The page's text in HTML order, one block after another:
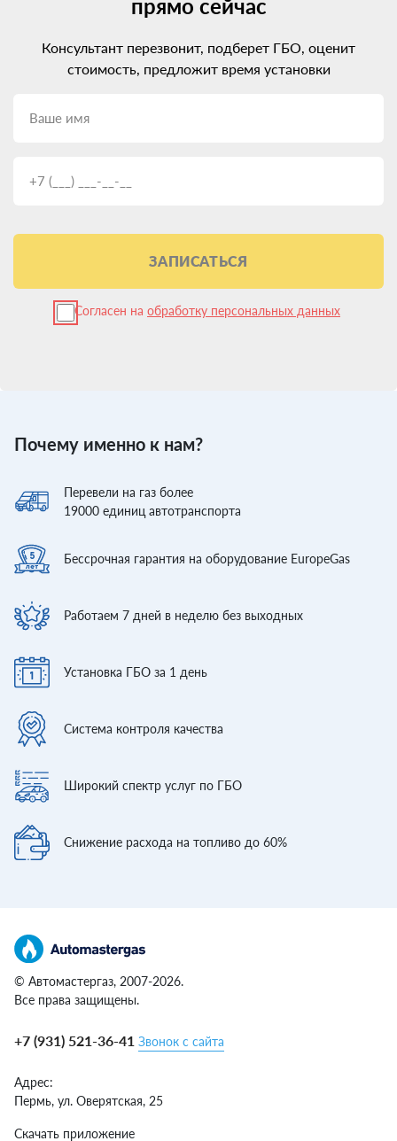
прямо сейчас
Консультант перезвонит, подберет ГБО, оценит
стоимость, предложит время установки
ЗАПИСАТЬСЯ
Согласен на обработку персональных данных
Почему именно к нам?
Перевели на газ более
19000 единиц автотранспорта
Бессрочная гарантия на оборудование EuropeGas
Работаем 7 дней в неделю без выходных
Установка ГБО за 1 день
Система контроля качества
Широкий спектр услуг по ГБО
Снижение расхода на топливо до 60%
© Автомастергаз, 2007-2026.
Все права защищены.
+7 (931) 521-36-41 Звонок с сайта
Адрес:
Пермь, ул. Оверятская, 25
Скачать приложение